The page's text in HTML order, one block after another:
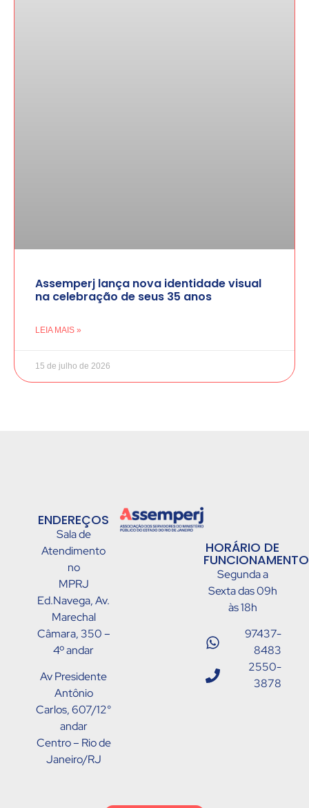
Assemperj lança nova identidade visual
na celebração de seus 35 anos
LEIA MAIS »
15 de julho de 2026
ENDEREÇOS
Sala de
Atendimento
no
MPRJ
Ed.Navega, Av.
Marechal
Câmara, 350 –
4º andar
Av Presidente
Antônio
Carlos, 607/12°
andar
Centro – Rio de
Janeiro/RJ
HORÁRIO DE
Segunda a
Sexta das 09h
às 18h
97437-
8483
2550-
3878